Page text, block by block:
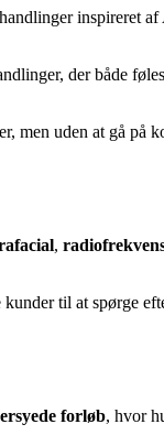
inspireret
der både
men uden at gå på
,
til at spørge
forløb, hvor